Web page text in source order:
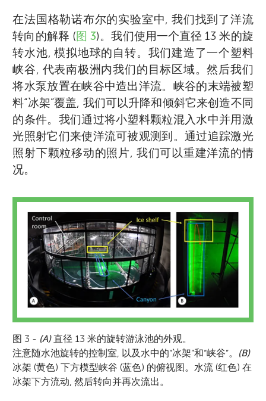
Mirjam S. Glessmer 博士是一位物理海洋学
家。她热爱各种和水有关的活动: 她喜欢在水
坑、溪流或大海上观察“水的波动”, 或者只使用
家用物品进行海洋物理实验 (“ 厨房海洋学”)。
Mirjam 热爱海洋物理学, 热衷于分享她知道的
相关信息, 如果您有疑问, 欢迎与她联系, 联系
网址为
或通过联系邮箱进行联系。
mglessmer@gmail.com
Nadine Steiger
Nadine Steiger 是物理海洋学专业的一名博士
生, 正在学习很多有关海洋的知识。她喜欢极
地地区美丽的冰雪——思索它与海洋和其他气
候系统有何联系？她曾去过南极洲进行科考航
行, 在法国的旋转平台上工作了两个月, 用绿光
Elin Darelius 博士是卑尔根大学的极地研究员
和物理海洋学家。她喜欢冰和冷水(但不喜欢
游泳), 并且曾四次参加南极洲研究航行。她帮
助部署了本研究中使用的系泊装置, 并在法国
的旋转池里游过泳。(冰架是用塑料制作的, 水
有一定的温度)。如想了解她工作的更多信息,
https://skolelab.uib.no/blogg/darelius/。
Anna WåHlin
Anna Wåhlin 教授是一位物理海洋学家。她对
水和冰以及它们在地球极地海洋中的相互作用
非常着迷。为了了解海洋, 她参与了研究航行
并收集数据, 她也参与了实验室实验和计算机
模型研究。她喜欢在大学教授学生海洋物理
学, 她的授课大学位于瑞典西海岸的一个小城
市哥德堡。
Margarida
年龄 12
我叫 Margarida, 今年 12 岁, 喜欢阅读、攀岩
和写作。我热爱科学, 尤其是和黑洞有关的一
切, 但我完全不知道长大后做什么。我也非常
喜欢生物学。
Isabel
年龄 9
大家好, 我是 ISABEL, 来自葡萄牙。我今年九
岁, 喜欢阅读、写作和音乐。我养了三只猫, 而
且喜欢研究历史。我不知道长大后想做什么。
我非常喜欢蔬菜 (和水果)。
在法国格勒诺布尔的实验室中, 我们找到了洋流
转向的解释 (图 3)。我们使用一个直径 13 米的旋
转水池, 模拟地球的自转。我们建造了一个塑料
峡谷, 代表南极洲内我们的目标区域。然后我们
将水泵放置在峡谷中造出洋流。峡谷的末端被塑
料“冰架”覆盖, 我们可以升降和倾斜它来创造不同
的条件。我们通过将小塑料颗粒混入水中并用激
光照射它们来使洋流可被观测到。通过追踪激光
照射下颗粒移动的照片, 我们可以重建洋流的情
况。
图 3 - (A)直径 13 米的旋转游泳池的外观。
注意随水池旋转的控制室, 以及水中的“冰架”和“峡谷”。 (B)
冰架 (黄色) 下方模型峡谷 (蓝色) 的俯视图。水流 (红色) 在
冰架下方流动, 然后转向并再次流出。